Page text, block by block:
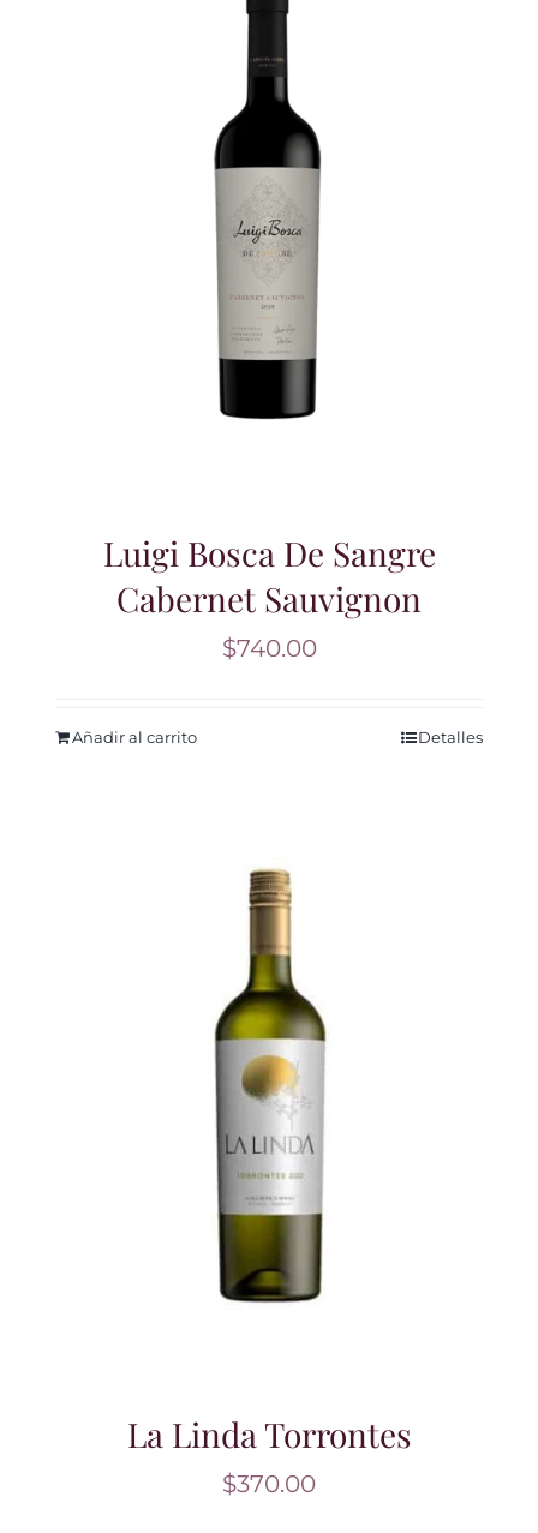
Luigi Bosca De Sangre
Cabernet Sauvignon
$740.00
Añadir al carrito Detalles
La Linda Torrontes
$370.00